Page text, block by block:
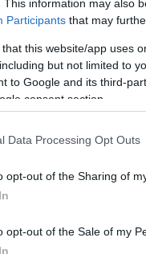
This information may also
Participants that may
that this website/app uses
but not limited to
to Google and its third-
consent section.
Data Processing Opt Outs
opt-out of the Sharing of
opt-out of the Sale of my